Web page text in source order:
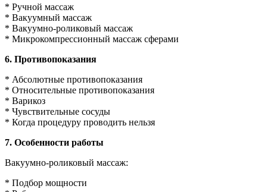
* Ручной массаж
* Вакуумный массаж
* Вакуумно-роликовый массаж
* Микрокомпрессионный массаж сферами
6. Противопоказания
* Абсолютные противопоказания
* Относительные противопоказания
* Варикоз
* Чувствительные сосуды
* Когда процедуру проводить нельзя
7. Особенности работы
Вакуумно-роликовый массаж:
* Подбор мощности